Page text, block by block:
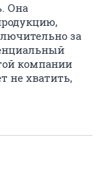
Она
за
компании
не хватить,